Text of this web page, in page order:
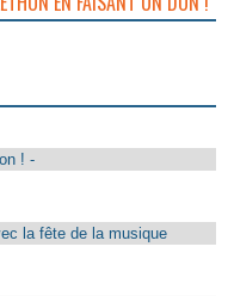
! -
la fête de la musique